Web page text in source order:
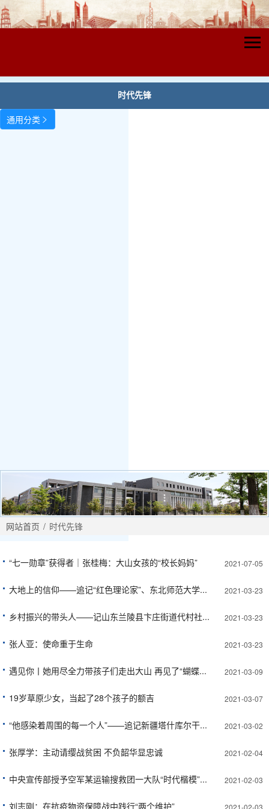
时代先锋
通用分类 
网站首页 / 时代先锋
“七一勋章”获得者｜张桂梅：大山女孩的“校长妈妈” 2021-07-05
大地上的信仰——追记“红色理论家”、东北师范大学... 2021-03-23
乡村振兴的带头人——记山东兰陵县卞庄街道代村社... 2021-03-23
张人亚：使命重于生命 2021-03-23
遇见你丨她用尽全力带孩子们走出大山 再见了“蝴蝶... 2021-03-09
19岁草原少女，当起了28个孩子的额吉 2021-03-07
“他感染着周围的每一个人”——追记新疆塔什库尔干... 2021-03-02
张厚学：主动请缨战贫困 不负韶华显忠诚 2021-02-04
中央宣传部授予空军某运输搜救团一大队“时代楷模”... 2021-02-03
刘志刚：在抗疫物资保障战中践行“两个维护” 2021-02-03